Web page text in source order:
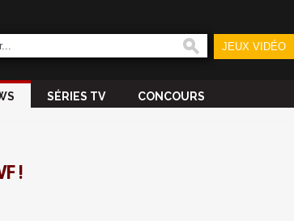
JEUX VIDÉO
SÉRIES TV CONCOURS
!